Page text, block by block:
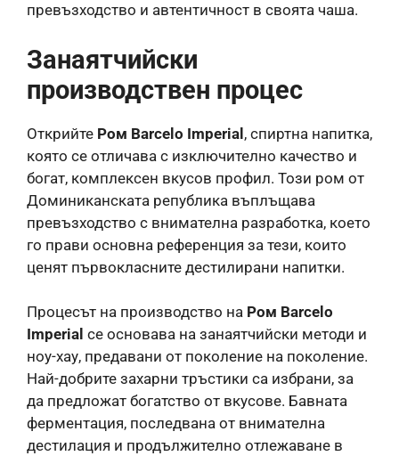
превъзходство и автентичност в своята чаша.
Занаятчийски
производствен процес
Открийте Ром Barcelo Imperial, спиртна напитка,
която се отличава с изключително качество и
богат, комплексен вкусов профил. Този ром от
Доминиканската република въплъщава
превъзходство с внимателна разработка, което
го прави основна референция за тези, които
ценят първокласните дестилирани напитки.
Процесът на производство на Ром Barcelo
Imperial се основава на занаятчийски методи и
ноу-хау, предавани от поколение на поколение.
Най-добрите захарни тръстики са избрани, за
да предложат богатство от вкусове. Бавната
ферментация, последвана от внимателна
дестилация и продължително отлежаване в